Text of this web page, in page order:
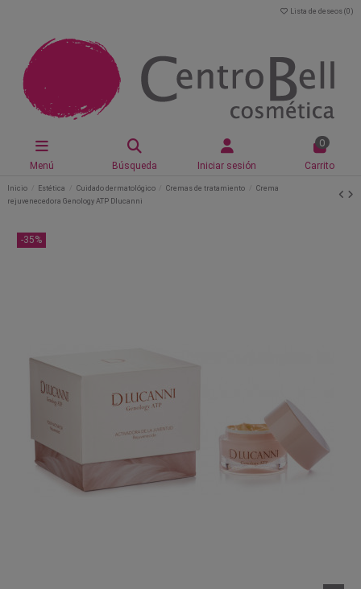
Lista de deseos (0 )
Menú Búsqueda Iniciar sesión
0
Carrito
Inicio Estética Cuidado dermatológico Cremas de tratamiento
Crema
rejuvenecedora Genology ATP Dlucanni
-35%